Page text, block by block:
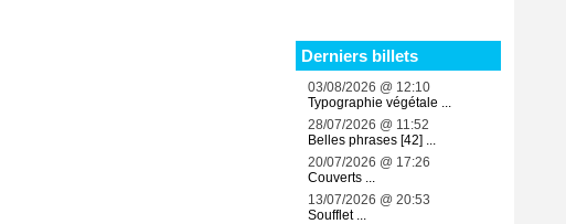
Derniers billets
03/08/2026 @ 12:10
Typographie végétale ...
28/07/2026 @ 11:52
Belles phrases [42] ...
20/07/2026 @ 17:26
Couverts ...
13/07/2026 @ 20:53
Soufflet ...